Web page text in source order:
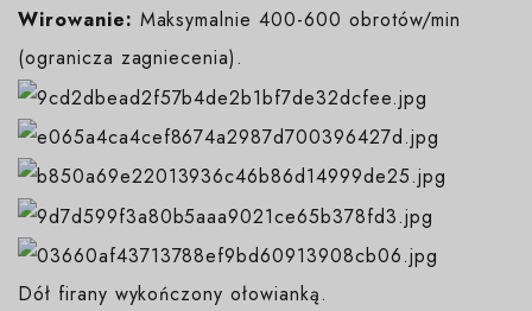
Wirowanie: Maksymalnie 400-600 obrotów/min
(ogranicza zagniecenia).
Dół firany wykończony ołowianką.